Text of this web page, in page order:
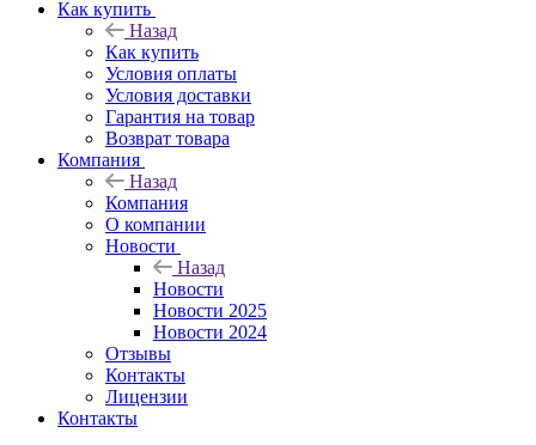
Как купить
Назад
Как купить
Условия оплаты
Условия доставки
Гарантия на товар
Возврат товара
Компания
Назад
Компания
О компании
Новости
Назад
Новости
Новости 2025
Новости 2024
Отзывы
Контакты
Лицензии
Контакты